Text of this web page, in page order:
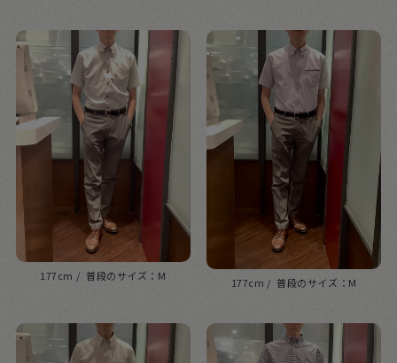
M
177cm M
177cm